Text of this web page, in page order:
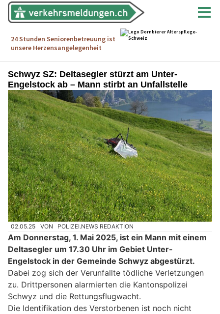
Schwyz SZ: Deltasegler stürzt am Unter-
Engelstock ab – Mann stirbt an Unfallstelle
02.05.25 VON POLIZEI.NEWS REDAKTION
Am Donnerstag, 1. Mai 2025, ist ein Mann mit einem
Deltasegler um 17.30 Uhr im Gebiet Unter-
Engelstock in der Gemeinde Schwyz abgestürzt.
Dabei zog sich der Verunfallte tödliche Verletzungen
zu. Drittpersonen alarmierten die Kantonspolizei
Schwyz und die Rettungsflugwacht.
Die Identifikation des Verstorbenen ist noch nicht